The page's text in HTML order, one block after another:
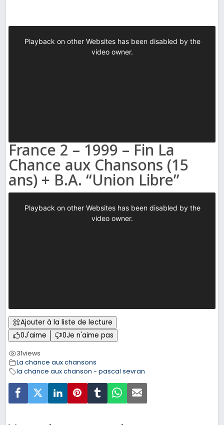
France 2 – 1999 – Fin La
Chance aux Chansons (15
ans) + B.A. “Union Libre”
Ajouter à la liste de lecture
0J'aime 0Je n'aime pas
31views
La chance aux chansons
la chance aux chanson - pascal sevran